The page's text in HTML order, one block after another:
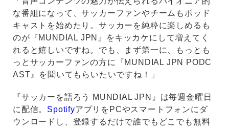
な番組になって、サッカーファンやチームもポッド
キャストを始めたり。サッカーを純粋に楽しめるも
のが『MUNDIAL JPN』をキッカケにして増えてく
れると嬉しいですね。でも、まず第一に、もっとも
っとサッカーファンの方に『MUNDIAL JPN PODC
AST』を聞いてもらいたいですね！」
『サッカーを語ろう MUNDIAL JPN』は毎週金曜日
に配信。 SpotifyアプリをPCやスマートフォンにダ
ウンロードし、登録するだけで誰でもどこでも無料